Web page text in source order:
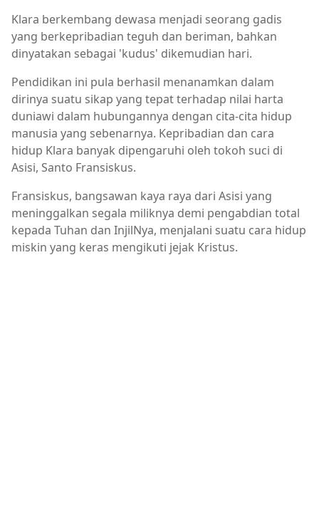
Klara berkembang dewasa menjadi seorang gadis
yang berkepribadian teguh dan beriman, bahkan
dinyatakan sebagai 'kudus' dikemudian hari.
Pendidikan ini pula berhasil menanamkan dalam
dirinya suatu sikap yang tepat terhadap nilai harta
duniawi dalam hubungannya dengan cita-cita hidup
manusia yang sebenarnya. Kepribadian dan cara
hidup Klara banyak dipengaruhi oleh tokoh suci di
Asisi, Santo Fransiskus.
Fransiskus, bangsawan kaya raya dari Asisi yang
meninggalkan segala miliknya demi pengabdian total
kepada Tuhan dan InjilNya, menjalani suatu cara hidup
miskin yang keras mengikuti jejak Kristus.